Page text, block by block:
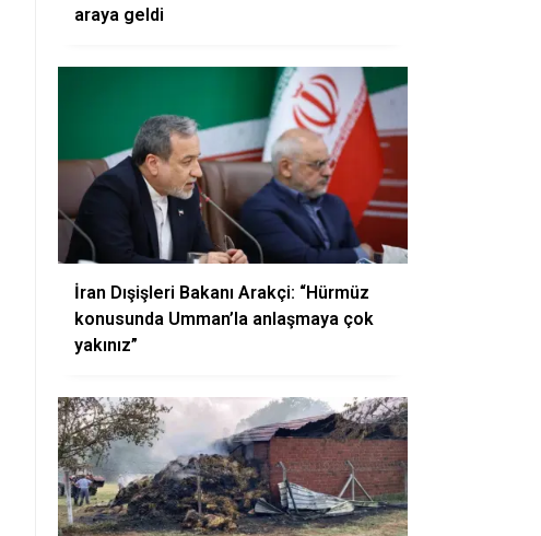
araya geldi
İran Dışişleri Bakanı Arakçi: “Hürmüz
konusunda Umman’la anlaşmaya çok
yakınız”